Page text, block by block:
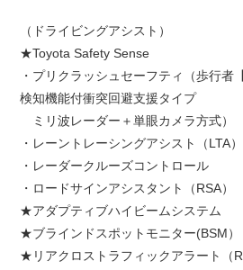
（ドライビングアシスト）
★Toyota Safety Sense
・プリクラッシュセーフティ（歩行者
検知機能付衝突回避支援タイプ
ミリ波レーダー＋単眼カメラ方式）
・レーントレーシングアシスト（LTA）
・レーダークルーズコントロール
・ロードサインアシスタント（RSA）
★アダプティブハイビームシステム
★ブラインドスポットモニター(BSM）
★リアクロストラフィックアラート（